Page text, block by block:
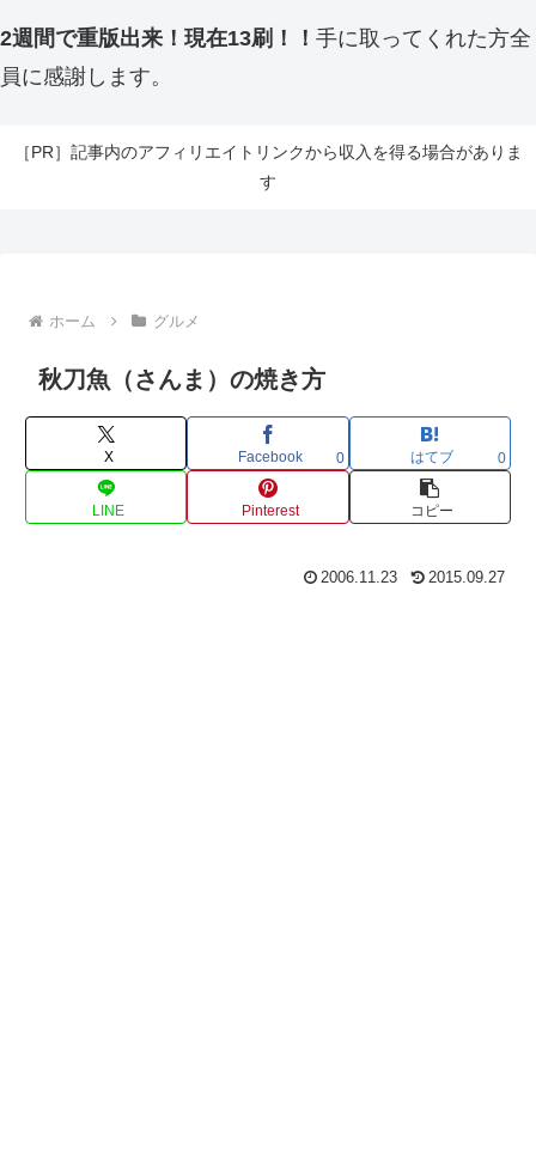
2週間で重版出来！現在13刷！！ 手に取ってくれた方全
員に感謝します。
［PR］記事内のアフィリエイトリンクから収入を得る場合がありま
す
ホーム グルメ
秋刀魚（さんま）の焼き方
X Facebook 0 はてブ 0
LINE Pinterest コピー
2006.11.23 2015.09.27